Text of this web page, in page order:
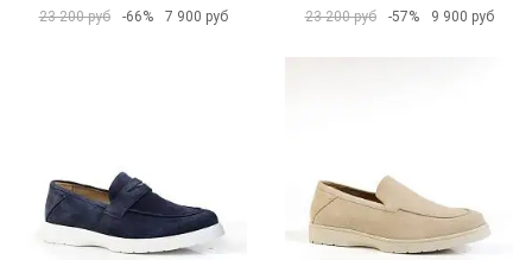
23 200 руб
-66% 7 900 руб
23 200 руб
-57% 9 900 руб